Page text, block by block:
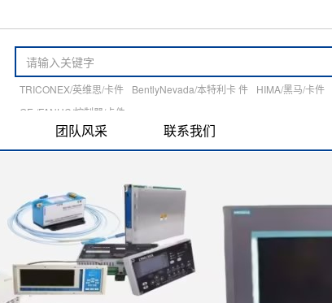
TRICONEX/英维思/卡件 BentlyNevada/本特利卡 件 HIMA/黑马/卡件
GE /FANUC/控制器/卡件
团队风采 联系我们